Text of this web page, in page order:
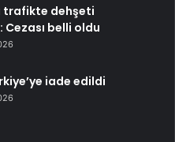
trafikte dehşeti
Cezası belli oldu
iade edildi